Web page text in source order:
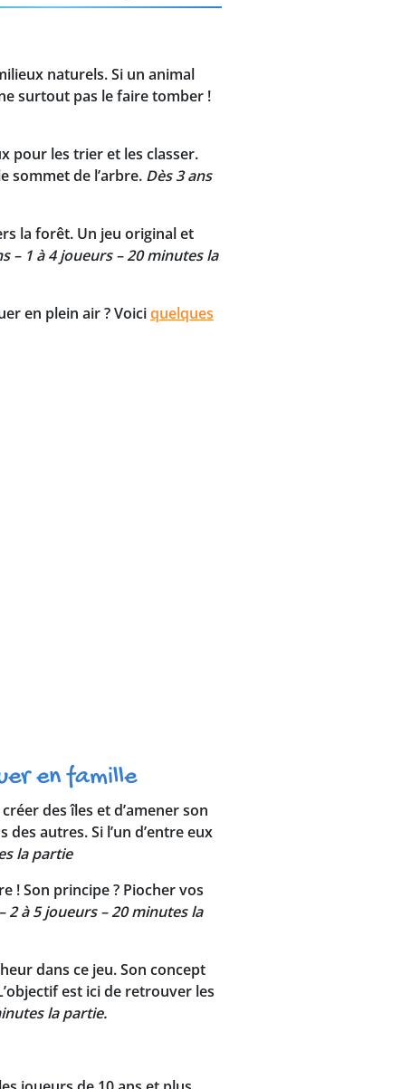
naturels. Si un animal
surtout pas le faire tomber !
pour les trier et les classer.
sommet de l’arbre. Dès 3 ans
la forêt. Un jeu original et
– 1 à 4 joueurs – 20 minutes la
en plein air ? Voiciquelques
en famille
des îles et d’amener son
autres. Si l’un d’entre eux
la partie
! Son principe ? Piocher vos
2 à 5 joueurs – 20 minutes la
dans ce jeu. Son concept
est ici de retrouver les
la partie.